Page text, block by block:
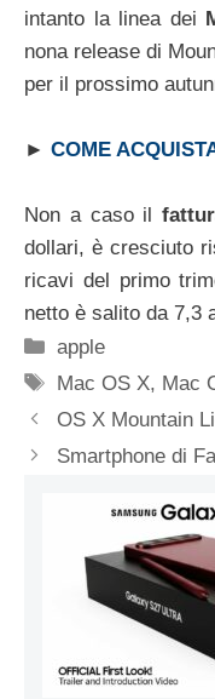
intanto la linea dei
nona release di
per il prossimo
► COME
Non a caso il
dollari, è cresciuto
ricavi del primo
netto è salito da 7,3
Categorie
apple
Tag
Mac OS X, Mac
OS X Mountain
Smartphone di